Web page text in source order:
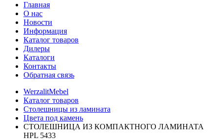
Главная
О нас
Новости
Информация
Каталог товаров
Дилеры
Каталоги
Контакты
Обратная связь
WerzalitMebel
Каталог товаров
Столешницы из ламината
Цвета под камень
СТОЛЕШНИЦА ИЗ КОМПАКТНОГО ЛАМИНАТА
HPL 5433